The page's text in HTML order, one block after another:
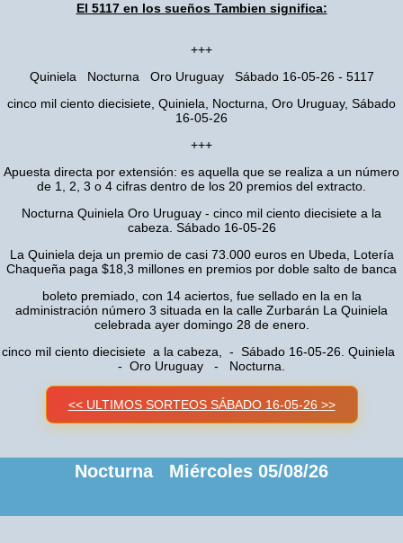
El 5117 en los sueños Tambien significa:
+++
Quiniela Nocturna Oro Uruguay Sábado 16-05-26 - 5117
cinco mil ciento diecisiete, Quiniela, Nocturna, Oro Uruguay, Sábado
16-05-26
+++
Apuesta directa por extensión: es aquella que se realiza a un número
de 1, 2, 3 o 4 cifras dentro de los 20 premios del extracto.
Nocturna Quiniela Oro Uruguay - cinco mil ciento diecisiete a la
cabeza. Sábado 16-05-26
La Quiniela deja un premio de casi 73.000 euros en Ubeda, Lotería
Chaqueña paga $18,3 millones en premios por doble salto de banca
boleto premiado, con 14 aciertos, fue sellado en la en la
administración número 3 situada en la calle Zurbarán La Quiniela
celebrada ayer domingo 28 de enero.
cinco mil ciento diecisiete a la cabeza, - Sábado 16-05-26. Quiniela
- Oro Uruguay - Nocturna.
<< ULTIMOS SORTEOS SÁBADO 16-05-26 >>
Nocturna Miércoles 05/08/26